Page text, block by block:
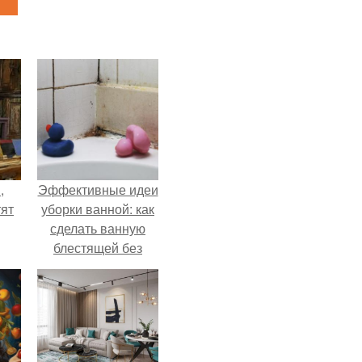
Эффективные идеи
уборки ванной: как
сделать ванную
блестящей без
хлопот